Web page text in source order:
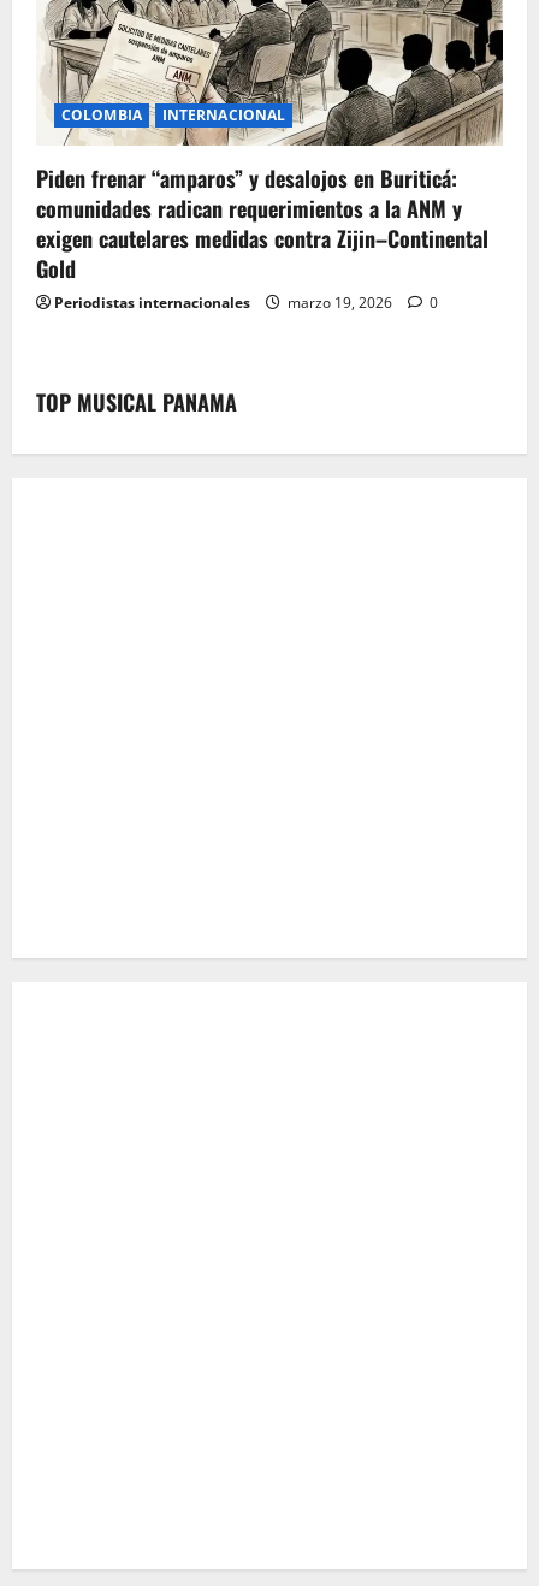
COLOMBIA INTERNACIONAL
Piden frenar “amparos” y desalojos en Buriticá:
comunidades radican requerimientos a la ANM y
exigen cautelares medidas contra Zijin–Continental
Gold
Periodistas internacionales marzo 19, 2026 0
TOP MUSICAL PANAMA